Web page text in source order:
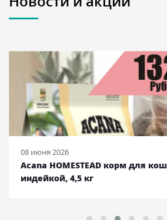
08 июня 2026
Acana HOMESTEAD корм для
индейкой, 4,5 кг